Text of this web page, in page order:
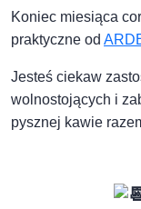
Koniec miesiąca
praktyczne od
Jesteś ciekaw
wolnostojących i
pysznej kawie